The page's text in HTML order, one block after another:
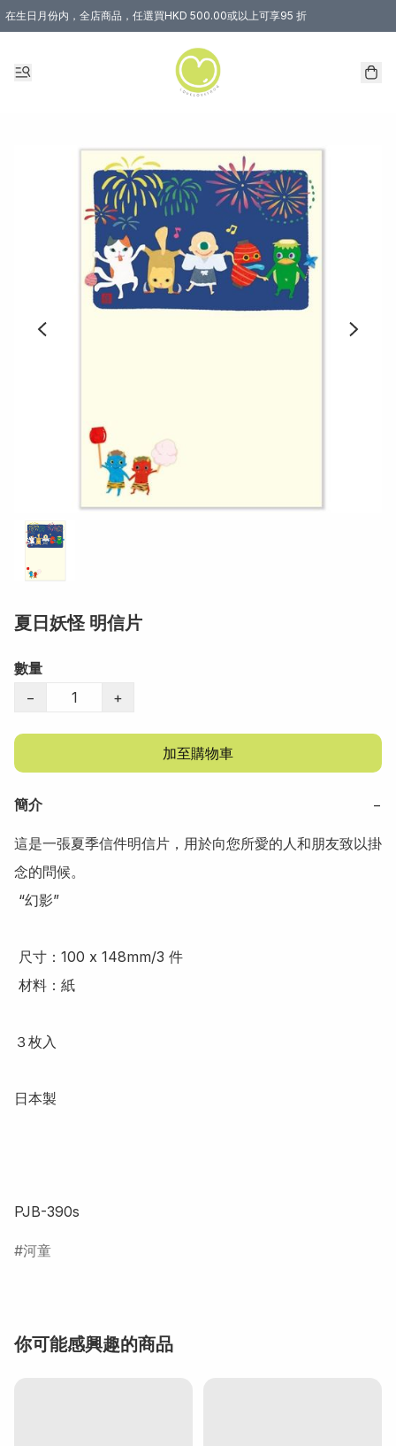
在生日月份内，全店商品，任選買HKD 500.00或以上可享95 折
夏日妖怪 明信片
數量
−
+
加至購物車
簡介 −
這是一張夏季信件明信片，用於向您所愛的人和朋友致以掛
念的問候。
３枚入
日本製
PJB-390s
河童
你可能感興趣的商品